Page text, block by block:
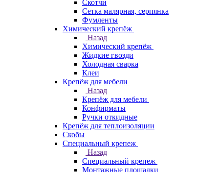
Скотчи
Сетка малярная, серпянка
Фумленты
Химический крепёж
Назад
Химический крепёж
Жидкие гвозди
Холодная сварка
Клеи
Крепёж для мебели
Назад
Крепёж для мебели
Конфирматы
Ручки откидные
Крепёж для теплоизоляции
Скобы
Специальный крепеж
Назад
Специальный крепеж
Монтажные площадки